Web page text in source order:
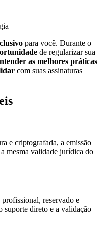
para você. Durante o
de regularizar sua
as melhores práticas
com suas assinaturas
e criptografada, a emissão
mesma validade jurídica do
reservado e
suporte direto e a validação